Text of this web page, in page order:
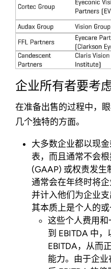
企业所有者要考
在准备出售的过程中，
几个独特的方面。
大多数企业都以现
表，而且通常不会
(GAAP) 或权责发生
通常会在年终时将企
并计入他们为企业支
其本质上是个人的或
这些个人费用
到 EBITDA 中
EBITDA，从而
能力。由于企